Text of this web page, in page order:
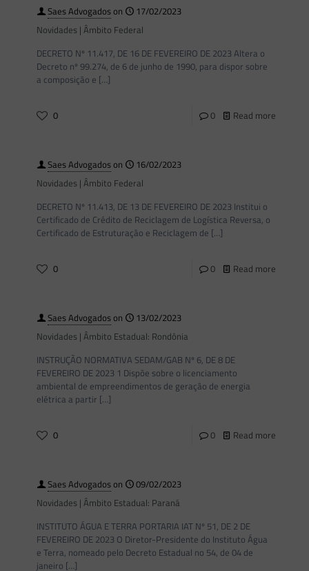
Saes Advogadoson
17/02/2023
Novidades | Âmbito Federal
DECRETO Nº 11.417, DE 16 DE FEVEREIRO DE 2023 Altera o
Decreto nº 99.274, de 6 de junho de 1990, para dispor sobre
a composição e […]
0 0 Read more
Saes Advogadoson
16/02/2023
Novidades | Âmbito Federal
DECRETO Nº 11.413, DE 13 DE FEVEREIRO DE 2023 Institui o
Certificado de Crédito de Reciclagem de Logística Reversa, o
Certificado de Estruturação e Reciclagem de […]
0 0 Read more
Saes Advogadoson
13/02/2023
Novidades | Âmbito Estadual: Rondônia
INSTRUÇÃO NORMATIVA SEDAM/GAB Nº 6, DE 8 DE
FEVEREIRO DE 2023 1 Dispõe sobre o licenciamento
ambiental de empreendimentos de geração de energia
elétrica a partir […]
0 0 Read more
Saes Advogadoson
09/02/2023
Novidades | Âmbito Estadual: Paraná
INSTITUTO ÁGUA E TERRA PORTARIA IAT Nº 51, DE 2 DE
FEVEREIRO DE 2023 O Diretor-Presidente do Instituto Água
e Terra, nomeado pelo Decreto Estadual no 54, de 04 de
janeiro […]